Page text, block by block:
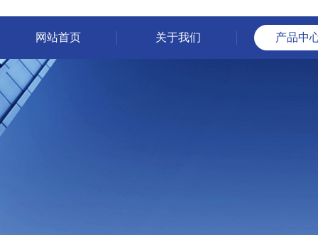
网站首页 关于我们 产品中